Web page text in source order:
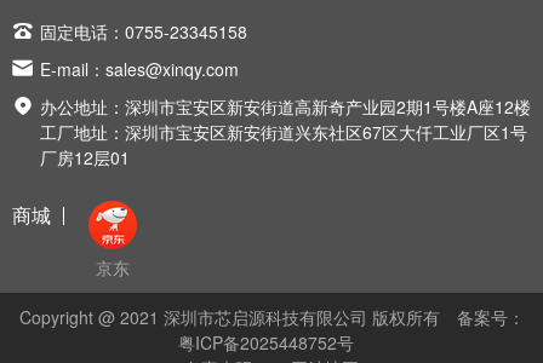
 固定电话：0755-23345158
 E-mail： sales@xinqy.com
 办公地址：深圳市宝安区新安街道高新奇产业园2期1号楼A座12楼
工厂地址：深圳市宝安区新安街道兴东社区67区大仟工业厂区1号
厂房12层01
商城
京东
Copyright @ 2021 深圳市芯启源科技有限公司 版权所有
备案号：
粤ICP备2025448752号